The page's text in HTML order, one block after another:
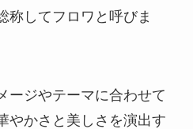
称してフロワと呼びま
ージやテーマに合わせて
やかさと美しさを演出す